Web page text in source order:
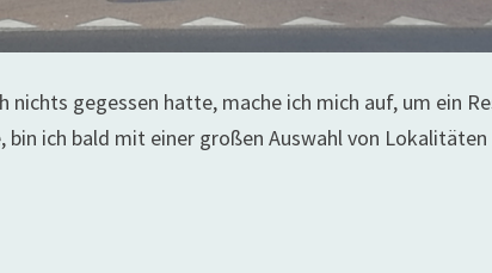
nichts gegessen hatte, mache ich mich auf, um ein
bin ich bald mit einer großen Auswahl von